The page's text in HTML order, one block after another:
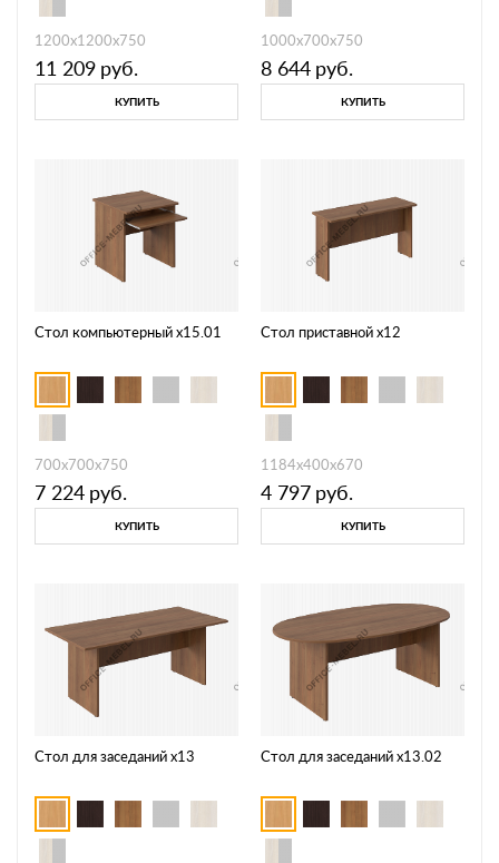
1200х1200х750
11 209 руб.
КУПИТЬ
1000х700х750
8 644 руб.
КУПИТЬ
Стол компьютерный х15.01
700х700х750
7 224 руб.
КУПИТЬ
Стол приставной х12
1184х400х670
4 797 руб.
КУПИТЬ
Стол для заседаний х13 Стол для заседаний х13.02